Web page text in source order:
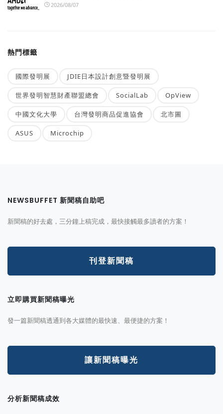
2026/08/07
熱門標籤
國際發明展 JDIE日本設計創意暨發明展
世界發明智慧財產聯盟總會 SocialLab OpView
中國文化大學 台灣發明商品促進協會 北市圖
ASUS Microchip
NEWSBUFFET 新聞稿自助吧
新聞稿的好去處，三分鐘上稿完成，最快接觸最多讀者的方案！
刊登新聞稿
立即購買新聞稿曝光
發一篇新聞稿透通到各大媒體的最快速、最便捷的方案！
讓新聞稿曝光
分析新聞稿成效